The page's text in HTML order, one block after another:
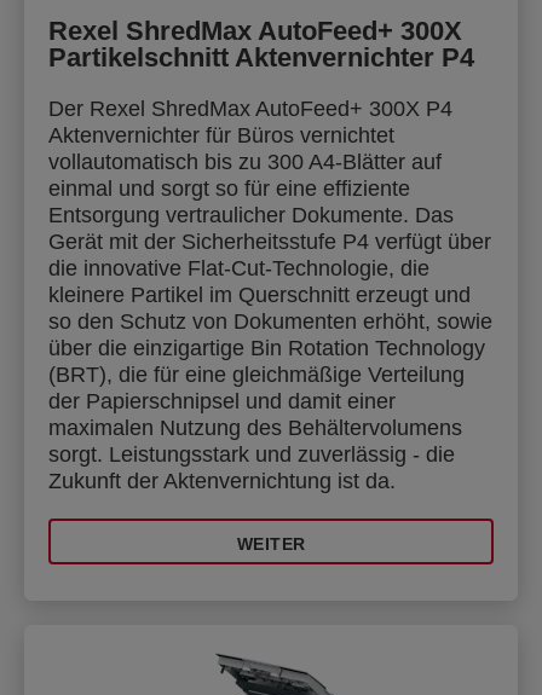
Rexel ShredMax AutoFeed+ 300X
Partikelschnitt Aktenvernichter P4
Der Rexel ShredMax AutoFeed+ 300X P4
Aktenvernichter für Büros vernichtet
vollautomatisch bis zu 300 A4-Blätter auf
einmal und sorgt so für eine effiziente
Entsorgung vertraulicher Dokumente. Das
Gerät mit der Sicherheitsstufe P4 verfügt über
die innovative Flat-Cut-Technologie, die
kleinere Partikel im Querschnitt erzeugt und
so den Schutz von Dokumenten erhöht, sowie
über die einzigartige Bin Rotation Technology
(BRT), die für eine gleichmäßige Verteilung
der Papierschnipsel und damit einer
maximalen Nutzung des Behältervolumens
sorgt. Leistungsstark und zuverlässig - die
Zukunft der Aktenvernichtung ist da.
WEITER